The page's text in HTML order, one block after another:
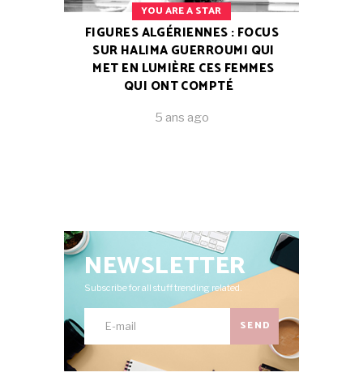
YOU ARE A STAR
FIGURES ALGÉRIENNES : FOCUS
SUR HALIMA GUERROUMI QUI
MET EN LUMIÈRE CES FEMMES
QUI ONT COMPTÉ
5 ans ago
NEWSLETTER
Subscribe for all stuff trending related.
SEND